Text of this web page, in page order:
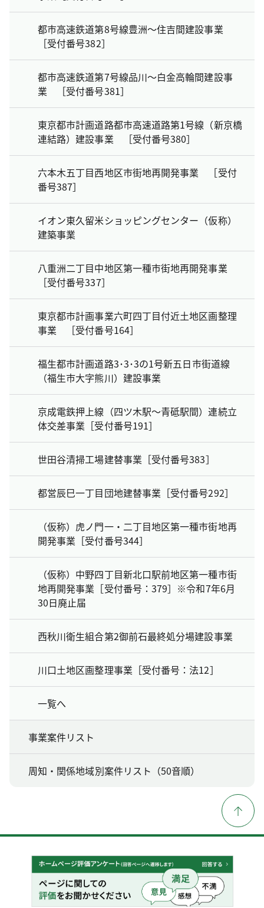
都市高速鉄道第8号線豊洲～住吉間建設事業
［受付番号382］
都市高速鉄道第7号線品川～白金高輪間建設事
業 ［受付番号381］
東京都市計画道路都市高速道路第1号線（新京橋
連結路）建設事業 ［受付番号380］
六本木五丁目西地区市街地再開発事業 ［受付
番号387］
イオン東久留米ショッピングセンター（仮称）
建築事業
八重洲二丁目中地区第一種市街地再開発事業
［受付番号337］
東京都市計画事業六町四丁目付近土地区画整理
事業 ［受付番号164］
福生都市計画道路3･3･3の1号新五日市街道線
（福生市大字熊川）建設事業
京成電鉄押上線（四ツ木駅～青砥駅間）連続立
体交差事業［受付番号191］
世田谷清掃工場建替事業［受付番号383］
都営辰巳一丁目団地建替事業［受付番号292］
（仮称）虎ノ門一・二丁目地区第一種市街地再
開発事業［受付番号344］
（仮称）中野四丁目新北口駅前地区第一種市街
地再開発事業［受付番号：379］※令和7年6月
30日廃止届
西秋川衛生組合第2御前石最終処分場建設事業
川口土地区画整理事業［受付番号：法12］
一覧へ
事業案件リスト
周知・関係地域別案件リスト（50音順）